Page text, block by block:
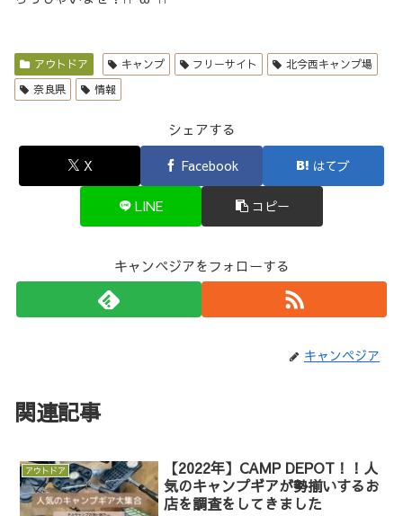
アウトドア キャンプ フリーサイト
北今西キャンプ場
奈良県
情報
シェアする
X Facebook はてブ
LINE コピー
キャンペジアをフォローする
キャンペジア
関連記事
アウトドア
【2022年】CAMP DEPOT！！人
気のキャンプギアが勢揃いするお
店を調査をしてきました